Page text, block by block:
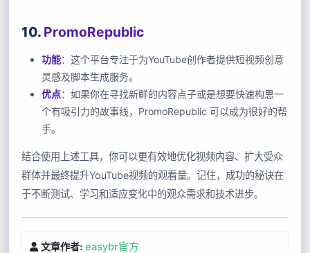
10. PromoRepublic
功能：这个平台专注于为YouTube创作者提供短视频创意
灵感及脚本生成服务。
优点：如果你在寻找新鲜的内容点子或是想要快速构思一
个有吸引力的故事线，PromoRepublic 可以成为很好的帮
手。
结合使用上述工具，你可以更有效地优化视频内容、扩大受众
群体并最终提升YouTube视频的观看量。记住，成功的秘诀在
于不断测试、学习和适应变化中的观众需求和技术进步。
文章作者: easybr官方